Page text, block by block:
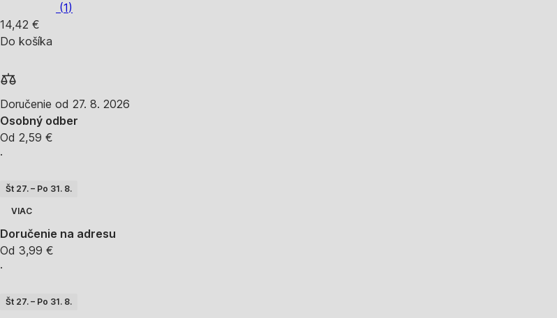
(1)
14,42 €
Do košíka
Doručenie od 27. 8. 2026
Osobný odber
Od 2,59 €
·
Št 27. – Po 31. 8.
VIAC
Doručenie na adresu
Od 3,99 €
·
Št 27. – Po 31. 8.